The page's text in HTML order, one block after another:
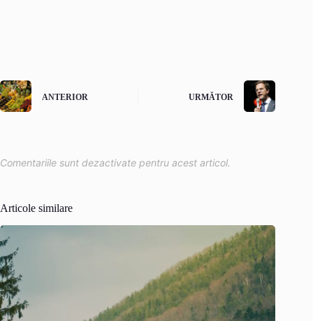
ANTERIOR URMĂTOR
Comentariile sunt dezactivate pentru acest articol.
Articole similare